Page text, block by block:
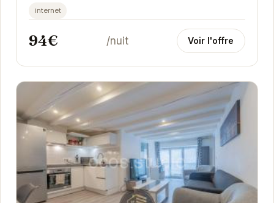
unique à proximité des attractions les plus...
internet
94€ /nuit Voir l'offre